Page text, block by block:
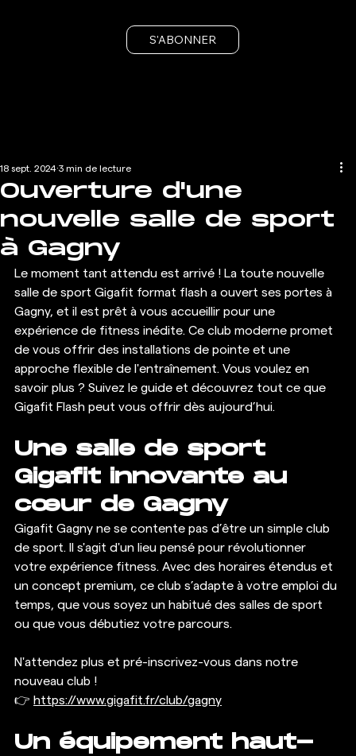
S'ABONNER
Ouverture d'une
nouvelle salle de sport
à Gagny
18 sept. 2024 3 min de lecture
Le moment tant attendu est arrivé ! La toute nouvelle
salle de sport Gigafit format flash a ouvert ses portes à
Gagny, et il est prêt à vous accueillir pour une
expérience de fitness inédite. Ce club moderne promet
de vous offrir des installations de pointe et une
approche flexible de l'entraînement. Vous voulez en
savoir plus ? Suivez le guide et découvrez tout ce que
Gigafit Flash peut vous offrir dès aujourd’hui.
Une salle de sport
Gigafit innovante au
cœur de Gagny
Gigafit Gagny ne se contente pas d’être un simple club
de sport. Il s'agit d'un lieu pensé pour révolutionner
votre expérience fitness. Avec des horaires étendus et
un concept premium, ce club s’adapte à votre emploi du
temps, que vous soyez un habitué des salles de sport
ou que vous débutiez votre parcours.
N'attendez plus et pré-inscrivez-vous dans notre
nouveau club !
👉 https://www.gigafit.fr/club/gagny
Un équipement haut-